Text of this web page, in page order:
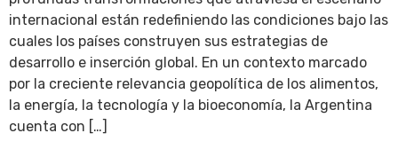
internacional están redefiniendo las condiciones bajo las
cuales los países construyen sus estrategias de
desarrollo e inserción global. En un contexto marcado
por la creciente relevancia geopolítica de los alimentos,
la energía, la tecnología y la bioeconomía, la Argentina
cuenta con […]